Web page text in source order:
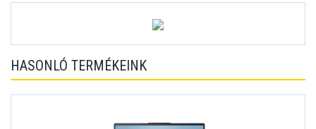
HASONLÓ TERMÉKEINK